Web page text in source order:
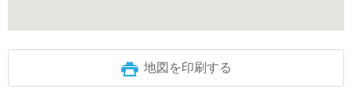
地図を印刷する